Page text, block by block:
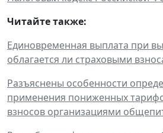
Читайте также:
Единовременная выплата при
облагается ли страховыми
Разъяснены особенности
применения пониженных
взносов организациями